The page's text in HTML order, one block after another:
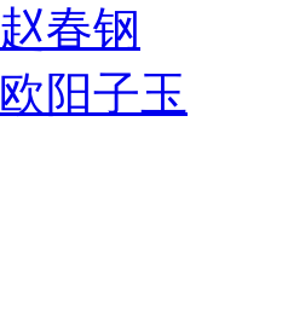
赵春钢
欧阳子玉